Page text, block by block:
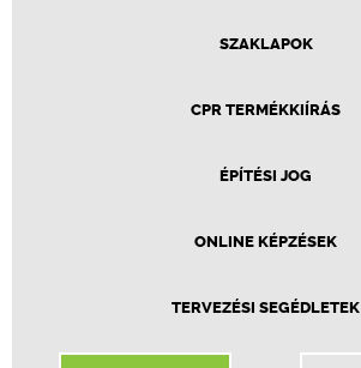
SZAKLAPOK
CPR TERMÉKKIÍRÁS
ÉPÍTÉSI JOG
ONLINE KÉPZÉSEK
TERVEZÉSI SEGÉDLETEK